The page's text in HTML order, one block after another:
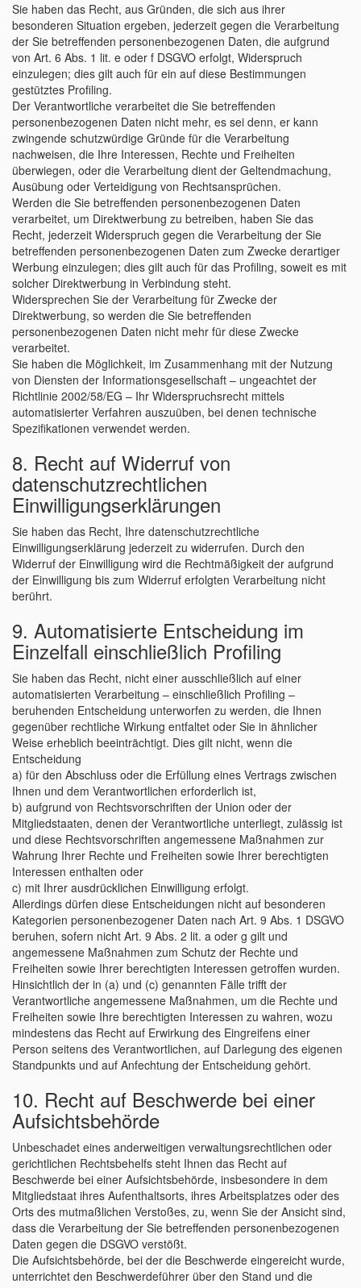
Sie haben das Recht, aus Gründen, die sich aus ihrer
besonderen Situation ergeben, jederzeit gegen die Verarbeitung
der Sie betreffenden personenbezogenen Daten, die aufgrund
von Art. 6 Abs. 1 lit. e oder f DSGVO erfolgt, Widerspruch
einzulegen; dies gilt auch für ein auf diese Bestimmungen
gestütztes Profiling.
Der Verantwortliche verarbeitet die Sie betreffenden
personenbezogenen Daten nicht mehr, es sei denn, er kann
zwingende schutzwürdige Gründe für die Verarbeitung
nachweisen, die Ihre Interessen, Rechte und Freiheiten
überwiegen, oder die Verarbeitung dient der Geltendmachung,
Ausübung oder Verteidigung von Rechtsansprüchen.
Werden die Sie betreffenden personenbezogenen Daten
verarbeitet, um Direktwerbung zu betreiben, haben Sie das
Recht, jederzeit Widerspruch gegen die Verarbeitung der Sie
betreffenden personenbezogenen Daten zum Zwecke derartiger
Werbung einzulegen; dies gilt auch für das Profiling, soweit es mit
solcher Direktwerbung in Verbindung steht.
Widersprechen Sie der Verarbeitung für Zwecke der
Direktwerbung, so werden die Sie betreffenden
personenbezogenen Daten nicht mehr für diese Zwecke
verarbeitet.
Sie haben die Möglichkeit, im Zusammenhang mit der Nutzung
von Diensten der Informationsgesellschaft – ungeachtet der
Richtlinie 2002/58/EG – Ihr Widerspruchsrecht mittels
automatisierter Verfahren auszuüben, bei denen technische
Spezifikationen verwendet werden.
8. Recht auf Widerruf von
datenschutzrechtlichen
Einwilligungserklärungen
Sie haben das Recht, Ihre datenschutzrechtliche
Einwilligungserklärung jederzeit zu widerrufen. Durch den
Widerruf der Einwilligung wird die Rechtmäßigkeit der aufgrund
der Einwilligung bis zum Widerruf erfolgten Verarbeitung nicht
berührt.
9. Automatisierte Entscheidung im
Einzelfall einschließlich Profiling
Sie haben das Recht, nicht einer ausschließlich auf einer
automatisierten Verarbeitung – einschließlich Profiling –
beruhenden Entscheidung unterworfen zu werden, die Ihnen
gegenüber rechtliche Wirkung entfaltet oder Sie in ähnlicher
Weise erheblich beeinträchtigt. Dies gilt nicht, wenn die
Entscheidung
a) für den Abschluss oder die Erfüllung eines Vertrags zwischen
Ihnen und dem Verantwortlichen erforderlich ist,
b) aufgrund von Rechtsvorschriften der Union oder der
Mitgliedstaaten, denen der Verantwortliche unterliegt, zulässig ist
und diese Rechtsvorschriften angemessene Maßnahmen zur
Wahrung Ihrer Rechte und Freiheiten sowie Ihrer berechtigten
Interessen enthalten oder
c) mit Ihrer ausdrücklichen Einwilligung erfolgt.
Allerdings dürfen diese Entscheidungen nicht auf besonderen
Kategorien personenbezogener Daten nach Art. 9 Abs. 1 DSGVO
beruhen, sofern nicht Art. 9 Abs. 2 lit. a oder g gilt und
angemessene Maßnahmen zum Schutz der Rechte und
Freiheiten sowie Ihrer berechtigten Interessen getroffen wurden.
Hinsichtlich der in (a) und (c) genannten Fälle trifft der
Verantwortliche angemessene Maßnahmen, um die Rechte und
Freiheiten sowie Ihre berechtigten Interessen zu wahren, wozu
mindestens das Recht auf Erwirkung des Eingreifens einer
Person seitens des Verantwortlichen, auf Darlegung des eigenen
Standpunkts und auf Anfechtung der Entscheidung gehört.
10. Recht auf Beschwerde bei einer
Aufsichtsbehörde
Unbeschadet eines anderweitigen verwaltungsrechtlichen oder
gerichtlichen Rechtsbehelfs steht Ihnen das Recht auf
Beschwerde bei einer Aufsichtsbehörde, insbesondere in dem
Mitgliedstaat ihres Aufenthaltsorts, ihres Arbeitsplatzes oder des
Orts des mutmaßlichen Verstoßes, zu, wenn Sie der Ansicht sind,
dass die Verarbeitung der Sie betreffenden personenbezogenen
Daten gegen die DSGVO verstößt.
Die Aufsichtsbehörde, bei der die Beschwerde eingereicht wurde,
unterrichtet den Beschwerdeführer über den Stand und die